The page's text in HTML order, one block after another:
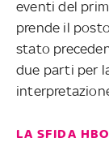
eventi del
prende il
stato
due parti per
LA SFIDA HBO